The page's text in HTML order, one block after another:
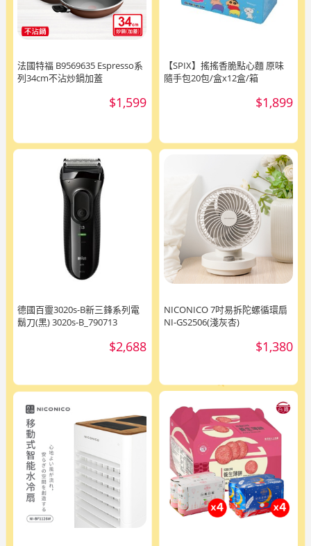
法國特福 B9569635 Espresso系
列34cm不沾炒鍋加蓋
$1,599
【SPIX】搖搖香脆點心麵 原味
隨手包20包/盒x12盒/箱
$1,899
德國百靈3020s-B新三鋒系列電
鬍刀(黑) 3020s-B_790713
$2,688
NICONICO 7吋易拆陀螺循環扇
NI-GS2506(淺灰杏)
$1,380